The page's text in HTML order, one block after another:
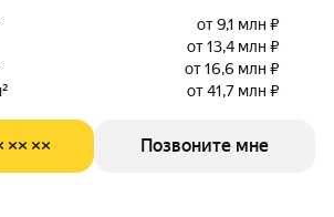
от 9,1 млн ₽
от 13,4 млн ₽
от 16,6 млн ₽
от 41,7 млн ₽
×× ×× Позвоните мне